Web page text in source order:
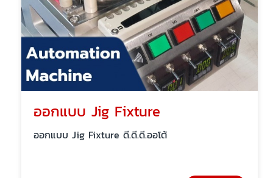
ออกแบบ Jig Fixture
ออกแบบ Jig Fixture ดี.ดี.ดี.ออโต้